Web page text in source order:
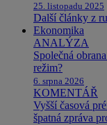
25. listopadu 2025
Další články z
Ekonomika
ANALÝZA
Společná
režim?
6. srpna 2026
KOMENTÁŘ
Vyšší časová
špatná zpráva